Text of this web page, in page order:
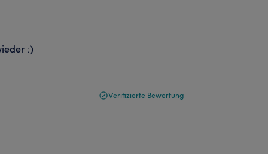
:)
Verifizierte Bewertung